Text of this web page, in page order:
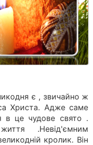
є , звичайно ж
Христа. Адже саме
в це чудове свято .
.Невід'ємним
кролик. Він